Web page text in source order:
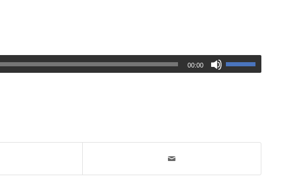
00:00